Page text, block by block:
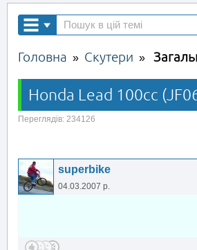
Головна » Скутери »
Honda Lead 100cc
Переглядів: 234126
superbike
04.03.2007 р.